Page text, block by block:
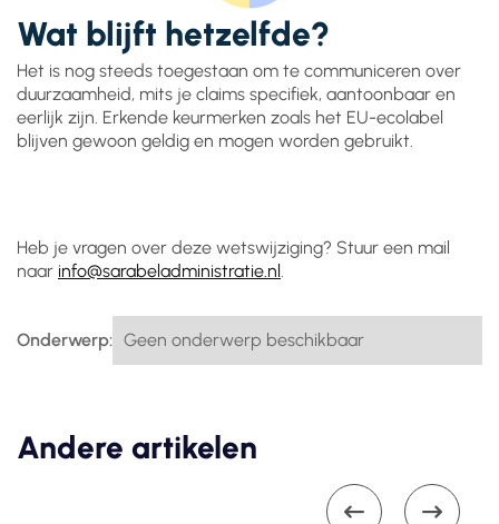
Wat blijft hetzelfde?
Het is nog steeds toegestaan om te communiceren over
duurzaamheid, mits je claims specifiek, aantoonbaar en
eerlijk zijn. Erkende keurmerken zoals het EU-ecolabel
blijven gewoon geldig en mogen worden gebruikt.
Heb je vragen over deze wetswijziging? Stuur een mail
naar info@sarabeladministratie.nl.
Onderwerp: Geen onderwerp beschikbaar
Andere artikelen
 